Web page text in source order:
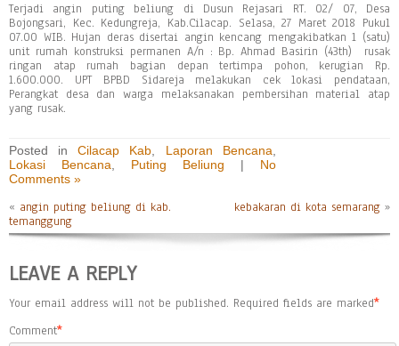
Terjadi angin puting beliung di Dusun Rejasari RT. 02/ 07, Desa
Bojongsari, Kec. Kedungreja, Kab.Cilacap. Selasa, 27 Maret 2018 Pukul
07.00 WIB. Hujan deras disertai angin kencang mengakibatkan 1 (satu)
unit rumah konstruksi permanen A/n : Bp. Ahmad Basirin (43th) rusak
ringan atap rumah bagian depan tertimpa pohon, kerugian Rp.
1.600.000. UPT BPBD Sidareja melakukan cek lokasi pendataan,
Perangkat desa dan warga melaksanakan pembersihan material atap
yang rusak.
Posted inCilacap Kab Laporan Bencana
Lokasi Bencana
Puting Beliung | No
Comments »
« angin puting beliung di kab.
temanggung
kebakaran di kota semarang »
LEAVE A REPLY
Your email address will not be published. Required fields are marked*
Comment*